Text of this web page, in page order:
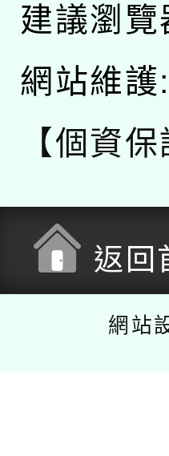
建議瀏
網站維護
【個資
返回
網站